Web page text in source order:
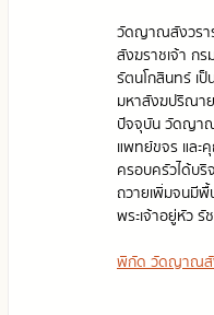
วัดญาณสังวรา
สังฆราชเจ้า ก
รัตนโกสินทร์ เ
มหาสังฆปริณา
ปัจจุบัน วัดญา
แพทย์ขจร แล
ครอบครัวได้บ
ถวายเพิ่มจนมีพื้
พระเจ้าอยู่หัว
พิกัด วัดญาณสั